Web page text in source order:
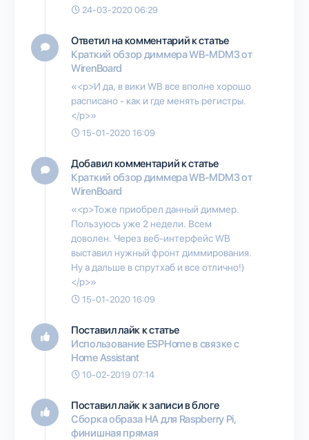
24-03-2020 06:29
Ответил на комментарий к статье
Краткий обзор диммера WB-MDM3 от
WirenBoard
«<p>И да, в вики WB все вполне хорошо
расписано - как и где менять регистры.
</p>»
15-01-2020 16:09
Добавил комментарий к статье
Краткий обзор диммера WB-MDM3 от
WirenBoard
«<p>Тоже приобрел данный диммер.
Пользуюсь уже 2 недели. Всем
доволен. Через веб-интерфейс WB
выставил нужный фронт диммирования.
Ну а дальше в спрутхаб и все отлично!)
</p>»
15-01-2020 16:09
Поставил лайк к статье
Использование ESPHome в связке с
Home Assistant
10-02-2019 07:14
Поставил лайк к записи в блоге
Сборка образа HA для Raspberry Pi,
финишная прямая